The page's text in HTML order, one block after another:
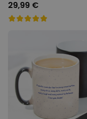
client
29,99 €